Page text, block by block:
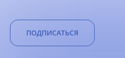
ПОДПИСАТЬСЯ